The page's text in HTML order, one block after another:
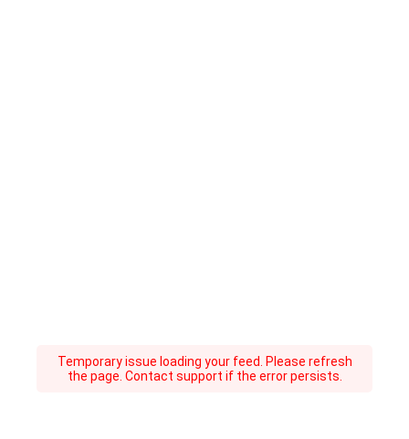
Temporary issue loading your feed. Please refresh
the page. Contact support if the error persists.